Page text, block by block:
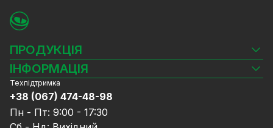
ПРОДУКЦІЯ
Камери відеоспостереження
Відеореєстратори
Комплекти відеоспостереження
СКУД
Джерела живлення
ІНФОРМАЦІЯ
Блог
Доставка та оплата
Гарантія та Сервісне обслуговування
Техпідтримка
+38 (067) 474-48-98
Пн - Пт: 9:00 - 17:30